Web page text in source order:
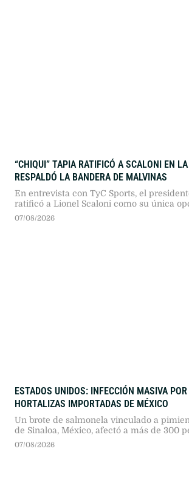
“CHIQUI” TAPIA RATIFICÓ A SCALONI EN
RESPALDÓ LA BANDERA DE MALVINAS
En entrevista con TyC Sports, el
ratificó a Lionel Scaloni como su única
exhibición de la bandera de Malvinas y
07/08/2026
ESTADOS UNIDOS: INFECCIÓN MASIVA
HORTALIZAS IMPORTADAS DE MÉXICO
Un brote de salmonela vinculado a
de Sinaloa, México, afectó a más de 300
estados de EE. UU. Cadenas
07/08/2026